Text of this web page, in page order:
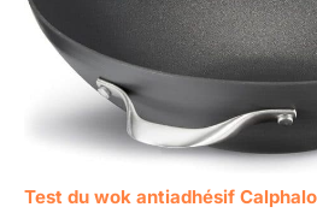
Test du wok antiadhésif